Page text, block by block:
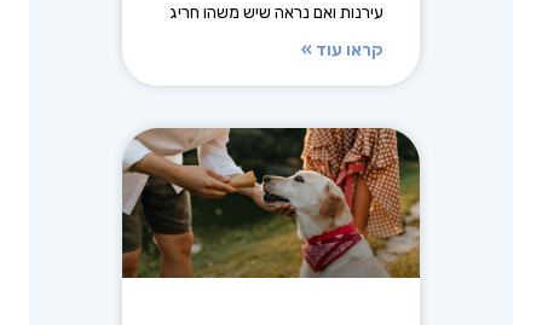
עירנות ואם נראה שיש משהו חריג
קראו עוד »